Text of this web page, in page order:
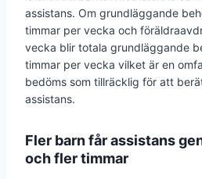
assistans. Om grundläggande
timmar per vecka och
vecka blir totala grundläggande
timmar per vecka vilket är en
bedöms som tillräcklig för att
assistans.
Fler barn får assistans
och fler timmar